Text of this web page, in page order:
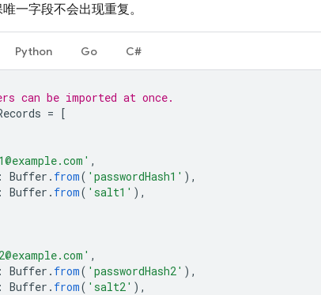
一字段不会出现重复。
Python Go C#
can be imported at once.
= [
,
: Buffer . from( 'passwordHash1' ),
: Buffer . from( 'salt1' ),
,
: Buffer . from( 'passwordHash2' ),
: Buffer . from( 'salt2' ),